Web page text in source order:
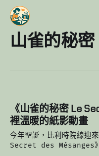
山雀的秘密
《山雀的秘密 Le
裡溫暖的紙影動畫
今年聖誕，比利時院線迎
Secret des Mésanges》